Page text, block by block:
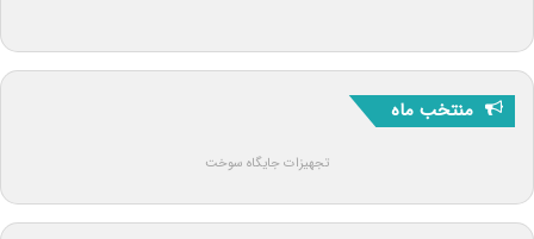
منتخب ماه
تجهیزات جایگاه سوخت